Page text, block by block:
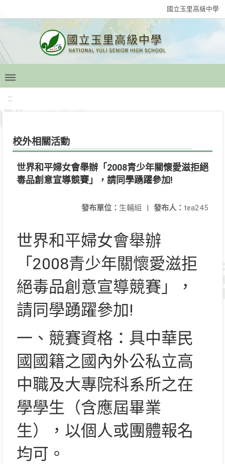
國立玉里高級中學
:::
校外相關活動
世界和平婦女會舉辦「2008青少年關懷愛滋拒絕
毒品創意宣導競賽」，請同學踴躍參加!
發布人： tea245
發布單位： 生輔組 |
世界和平婦女會舉辦
「2008青少年關懷愛滋拒
絕毒品創意宣導競賽」，
請同學踴躍參加!
一、競賽資格：具中華民
國國籍之國內外公私立高
中職及大專院科系所之在
學學生（含應屆畢業
生），以個人或團體報名
均可。